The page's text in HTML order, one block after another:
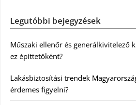
Legutóbbi bejegyzések
Műszaki ellenőr és generálkivitelező
ez építtetőként?
Lakásbiztosítási trendek
érdemes figyelni?